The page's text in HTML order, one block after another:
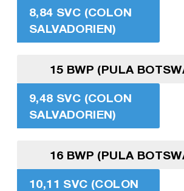
8,84 SVC (COLON
SALVADORIEN)
15 BWP (PULA
9,48 SVC (COLON
SALVADORIEN)
16 BWP (PULA
10,11 SVC (COLON